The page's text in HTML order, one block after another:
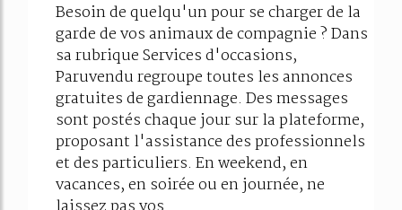
Besoin de quelqu'un pour se charger de la
garde de vos animaux de compagnie ? Dans
sa rubrique Services d'occasions,
Paruvendu regroupe toutes les annonces
gratuites de gardiennage. Des messages
sont postés chaque jour sur la plateforme,
proposant l'assistance des professionnels
et des particuliers. En weekend, en
vacances, en soirée ou en journée, ne